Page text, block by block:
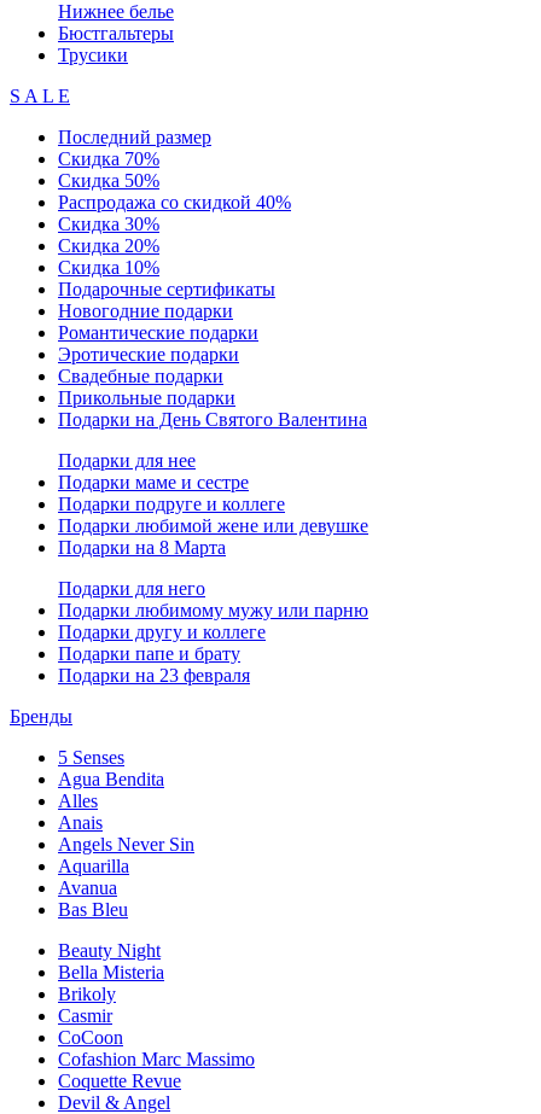
Нижнее белье
Бюстгальтеры
Трусики
S A L E
Последний размер
Скидка 70%
Скидка 50%
Распродажа со скидкой 40%
Скидка 30%
Скидка 20%
Скидка 10%
Подарочные сертификаты
Новогодние подарки
Романтические подарки
Эротические подарки
Свадебные подарки
Прикольные подарки
Подарки на День Святого Валентина
Подарки для нее
Подарки маме и сестре
Подарки подруге и коллеге
Подарки любимой жене или девушке
Подарки на 8 Марта
Подарки для него
Подарки любимому мужу или парню
Подарки другу и коллеге
Подарки папе и брату
Подарки на 23 февраля
Бренды
5 Senses
Agua Bendita
Alles
Anais
Angels Never Sin
Aquarilla
Avanua
Bas Bleu
Beauty Night
Bella Misteria
Brikoly
Casmir
CoCoon
Cofashion Marc Massimo
Coquette Revue
Devil & Angel